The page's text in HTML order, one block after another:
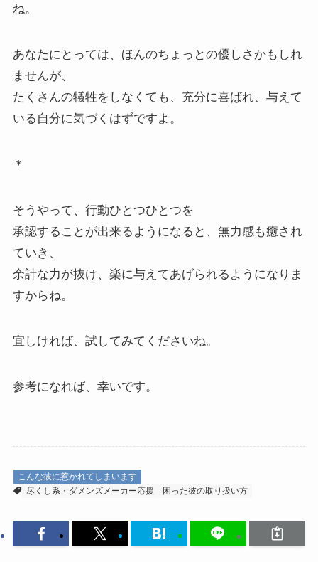
ね。
あなたにとっては、ほんのちょっとの優しさかもしれ
ませんが、
たくさんの犠牲をしなくても、充分に喜ばれ、与えて
いる自分に気づくはずですよ。
＊
そうやって、行動ひとつひとつを
承認することが出来るようになると、無力感も癒され
ていき、
余計な力が抜け、楽に与えてあげられるようになりま
すからね。
宜しければ、試してみてくださいね。
参考になれば、幸いです。
こんな彼に惹かれてしまいます
尽くし系・ダメンズメーカー応援
困った彼の取り扱い方